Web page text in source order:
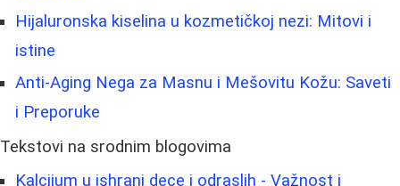
Hijaluronska kiselina u kozmetičkoj nezi: Mitovi i
istine
Anti-Aging Nega za Masnu i Mešovitu Kožu: Saveti
i Preporuke
Tekstovi na srodnim blogovima
Kalcijum u ishrani dece i odraslih - Važnost i